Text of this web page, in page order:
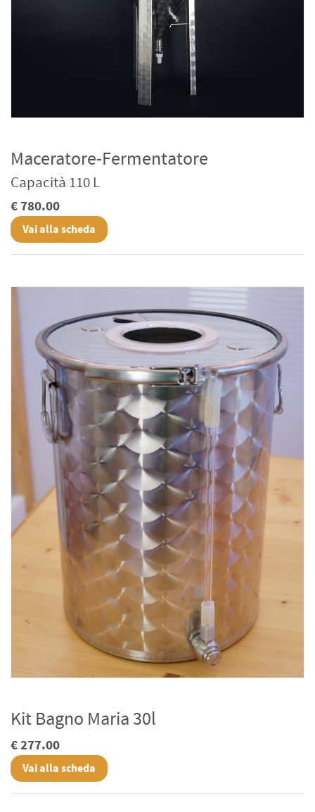
Maceratore-Fermentatore
Capacità 110 L
€ 780.00
Vai alla scheda
Kit Bagno Maria 30l
€ 277.00
Vai alla scheda